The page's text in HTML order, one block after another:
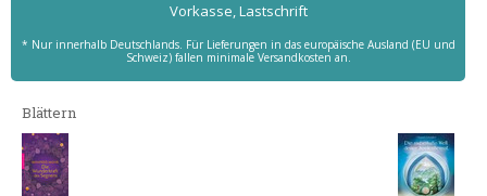
Vorkasse, Lastschrift
* Nur innerhalb Deutschlands. Für Lieferungen in das europäische Ausland (EU und
Schweiz) fallen minimale Versandkosten an.
Blättern